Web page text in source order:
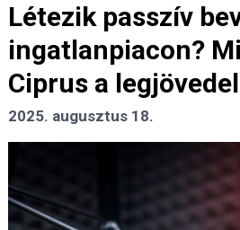
Létezik passzív
ingatlanpiacon?
Ciprus a
2025. augusztus 18.